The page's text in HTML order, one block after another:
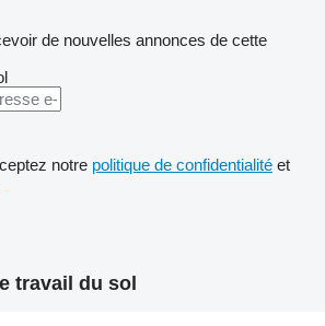
de nouvelles annonces de cette
notre politique de confidentialité et
travail du sol